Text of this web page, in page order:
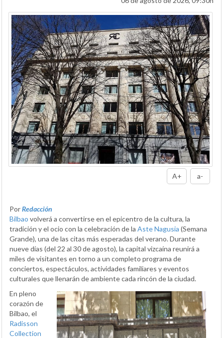
A+ a-
PorRedacción
Bilbao volverá a convertirse en el epicentro de la cultura, la
tradición y el ocio con la celebración de la Aste Nagusia (Semana
Grande), una de las citas más esperadas del verano. Durante
nueve días (del 22 al 30 de agosto), la capital vizcaína reunirá a
miles de visitantes en torno a un completo programa de
conciertos, espectáculos, actividades familiares y eventos
culturales que llenarán de ambiente cada rincón de la ciudad.
En pleno
corazón de
Bilbao, el
Radisson
Collection